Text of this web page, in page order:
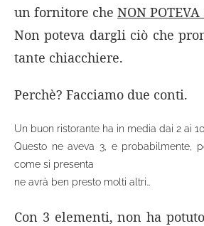
un fornitore che NON
Non poteva dargli ciò che
tante chiacchiere.
Perchè? Facciamo due conti.
Un buon ristorante ha in media dai 2 ai
Questo ne aveva 3, e probabilmente,
come si presenta
ne avrà ben presto molti altri…
Con 3 elementi, non ha